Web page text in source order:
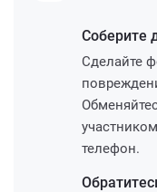
Соберите
Сделайте
телефон.